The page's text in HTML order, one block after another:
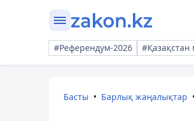
#Референдум-2026
Басты Барлық жаңалықтар